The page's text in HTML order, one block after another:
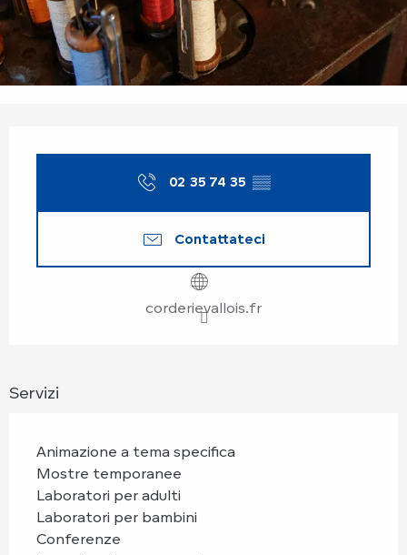
02 35 74 35 ▒▒
Contattateci
corderievallois.fr
Servizi
Animazione a tema specifica
Mostre temporanee
Laboratori per adulti
Laboratori per bambini
Conferenze